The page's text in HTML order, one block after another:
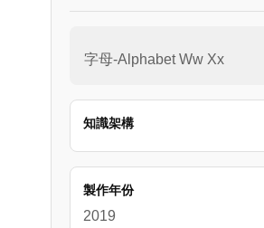
字母-Alphabet Ww Xx
知識架構
製作年份
2019